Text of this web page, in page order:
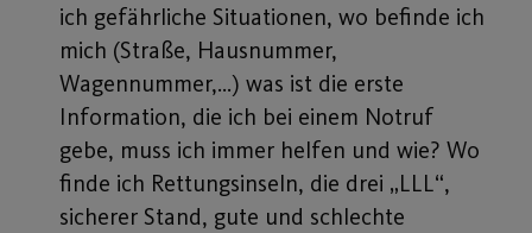
ich gefährliche Situationen, wo befinde ich
mich (Straße, Hausnummer,
Wagennummer,…) was ist die erste
Information, die ich bei einem Notruf
gebe, muss ich immer helfen und wie? Wo
finde ich Rettungsinseln, die drei „LLL“,
sicherer Stand, gute und schlechte